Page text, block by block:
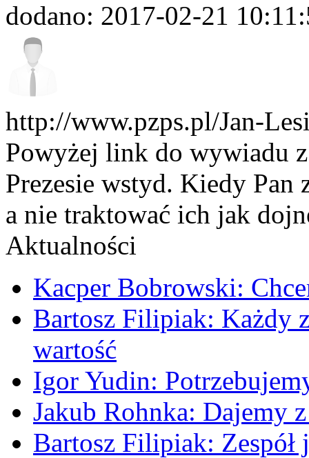
dodano: 2017-02-21
http://www.pzps.pl/Jan-
Powyżej link do wywiadu
Prezesie wstyd. Kiedy Pan
a nie traktować ich jak
Aktualności
Kacper Bobrowski:
Bartosz Filipiak: Każdy
wartość
Igor Yudin:
Jakub Rohnka: Dajemy
Bartosz Filipiak: Zespół